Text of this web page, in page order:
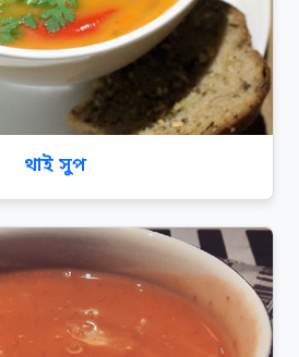
থাই সুপ